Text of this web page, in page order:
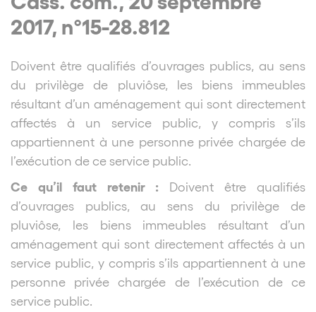
2017, n°15-28.812
Doivent être qualifiés d’ouvrages publics, au sens
du privilège de pluviôse, les biens immeubles
résultant d’un aménagement qui sont directement
affectés à un service public, y compris s’ils
appartiennent à une personne privée chargée de
l’exécution de ce service public.
Ce qu’il faut retenir : Doivent être qualifiés
d’ouvrages publics, au sens du privilège de
pluviôse, les biens immeubles résultant d’un
aménagement qui sont directement affectés à un
service public, y compris s’ils appartiennent à une
personne privée chargée de l’exécution de ce
service public.